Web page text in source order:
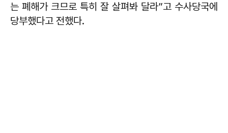
는 폐해가 크므로 특히 잘 살펴봐 달라”고 수사당국에
당부했다고 전했다.